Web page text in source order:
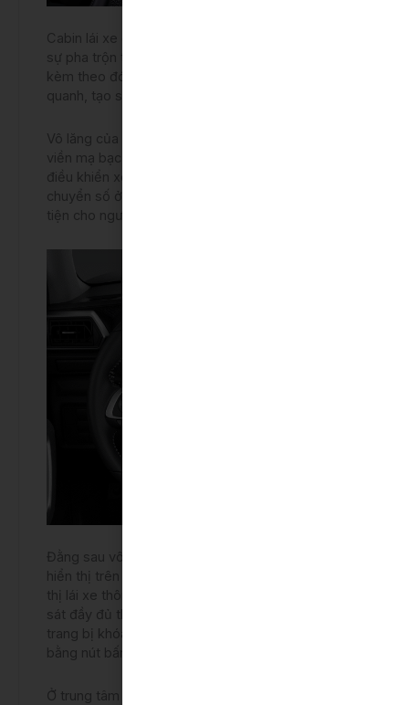
Cabin lái xe được thiết kế tinh tế và khéo léo, với
sự pha trộn tông màu đen ở các chi tiết nhựa ốp,
kèm theo đó là các viền mạ bạc nhấn nhá xung
quanh, tạo sự nổi bật và sang trọng.
Vô lăng của Raize có dạng 3 chấu, được bọc da,
viền mạ bạc, có đầy đủ các nút chức năng giúp
điều khiển xe dễ dàng. Vô lăng có tích hợp lẫy
chuyển số ở phía sau, tăng thêm sự thao tác thuận
tiện cho người lái xe.
Đằng sau vô lăng là đồng hồ kỹ thuật số cao cấp,
hiển thị trên màn hình 7 inch LCD, với 4 chế độ hiển
thị lái xe thông minh, giúp người lái xe có thể quan
sát đầy đủ thông số khi vận hành. Raize còn được
trang bị khóa thông minh, giúp khởi động xe chỉ
bằng nút bấm, không cần chìa.
Ở trung tâm cabin lái xe là hệ thống giải trí, với màn